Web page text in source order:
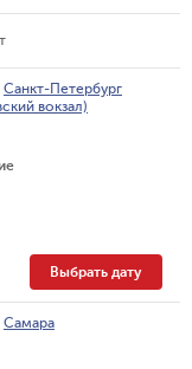
Санкт-Петербург
вокзал)
Выбрать дату
Самара